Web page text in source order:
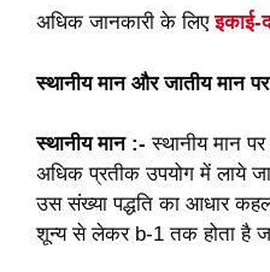
अधिक जानकारी के लिएइकाई-
स्थानीय मान और जातीय मान
स्थानीय मान :-स्थानीय मान
अधिक प्रतीक उपयोग में लाये
उस संख्या पद्धति का आधार
शून्य से लेकर b-1 तक होता है